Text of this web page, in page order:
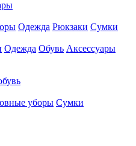
Одежда Рюкзаки Сумки
Одежда Обувь Аксессуары
уборы Сумки